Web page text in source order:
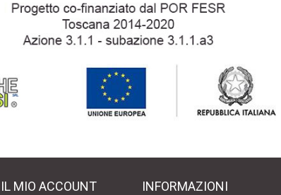
IL MIO ACCOUNT INFORMAZIONI